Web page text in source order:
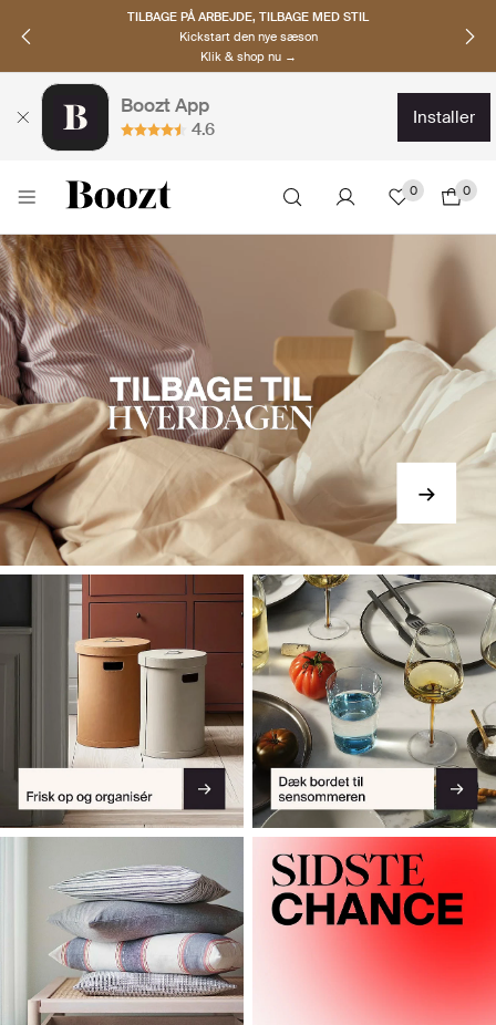
TILBAGE PÅ ARBEJDE, TILBAGE MED STIL
Kickstart den nye sæson
Klik & shop nu →
Boozt App
4.6
installer
0 0